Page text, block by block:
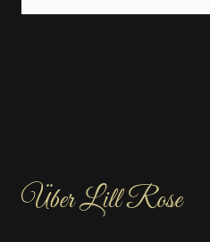
Über Lill Rose